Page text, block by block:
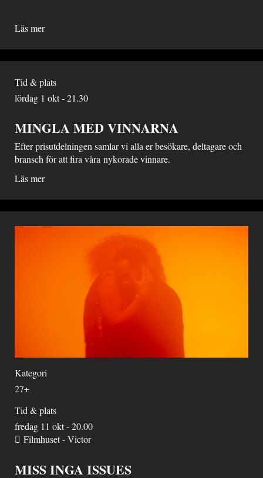
Läs mer
Tid & plats
lördag 1 okt - 21.30
MINGLA MED VINNARNA
Efter prisutdelningen samlar vi alla er besökare, deltagare och
bransch för att fira våra nykorade vinnare.
Läs mer
Kategori
27+
Tid & plats
fredag 11 okt - 20.00
Filmhuset - Victor
MISS INGA ISSUES